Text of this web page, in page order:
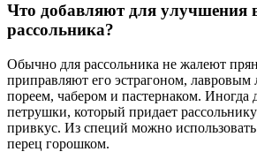
Что добавляют для улучшения
рассольника?
Обычно для рассольника не жалеют
приправляют его эстрагоном, лавровым
пореем, чабером и пастернаком. Иногда
петрушки, который придает
привкус. Из специй можно
перец горошком.